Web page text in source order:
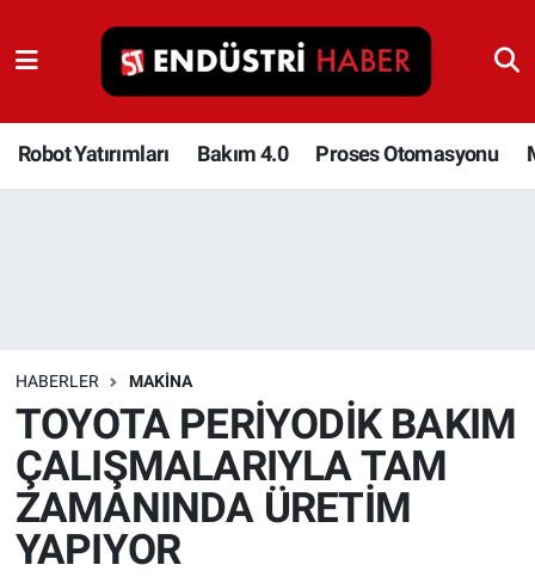
Robot Yatırımları Bakım 4.0 Proses Otomasyonu
HABERLER MAKINA
TOYOTA PERİYODİK BAKIM
ÇALIŞMALARIYLA TAM
ZAMANINDA ÜRETİM
YAPIYOR
Robot Yatırımları
Bakım 4.0
Depolama Çözümleri
İnşaat ve Malzeme
HaberOrtak